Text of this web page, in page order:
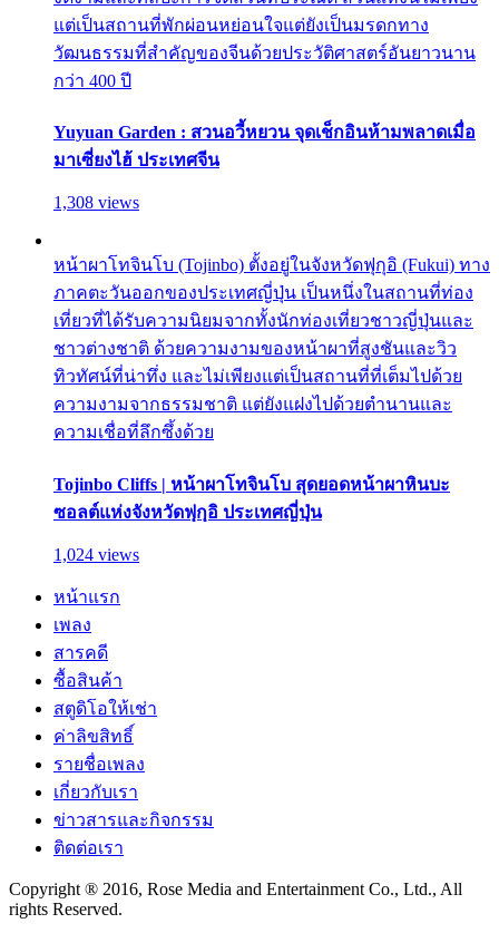
แต่เป็นสถานที่พักผ่อนหย่อนใจแต่ยังเป็นมรดกทาง
วัฒนธรรมที่สำคัญของจีนด้วยประวัติศาสตร์อันยาวนาน
กว่า 400 ปี
Yuyuan Garden : สวนอวี้หยวน จุดเช็กอินห้ามพลาดเมื่อ
มาเซี่ยงไฮ้ ประเทศจีน
1,308 views
หน้าผาโทจินโบ (Tojinbo) ตั้งอยู่ในจังหวัดฟุกุอิ (Fukui) ทาง
ภาคตะวันออกของประเทศญี่ปุ่น เป็นหนึ่งในสถานที่ท่อง
เที่ยวที่ได้รับความนิยมจากทั้งนักท่องเที่ยวชาวญี่ปุ่นและ
ชาวต่างชาติ ด้วยความงามของหน้าผาที่สูงชันและวิว
ทิวทัศน์ที่น่าทึ่ง และไม่เพียงแต่เป็นสถานที่ที่เต็มไปด้วย
ความงามจากธรรมชาติ แต่ยังแฝงไปด้วยตำนานและ
ความเชื่อที่ลึกซึ้งด้วย
Tojinbo Cliffs | หน้าผาโทจินโบ สุดยอดหน้าผาหินบะ
ซอลต์แห่งจังหวัดฟุกุอิ ประเทศญี่ปุ่น
1,024 views
หน้าแรก
เพลง
สารคดี
ซื้อสินค้า
สตูดิโอให้เช่า
ค่าลิขสิทธิ์
รายชื่อเพลง
เกี่ยวกับเรา
ข่าวสารและกิจกรรม
ติดต่อเรา
Copyright ® 2016, Rose Media and Entertainment Co., Ltd., All
rights Reserved.